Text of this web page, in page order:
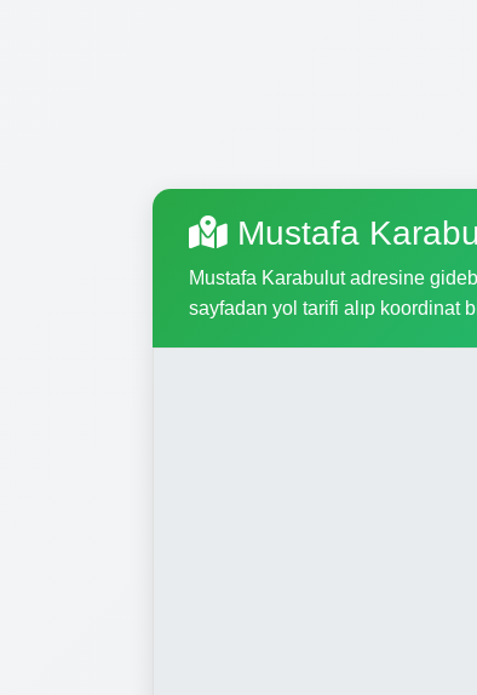
Mustafa
Mustafa Karabulut adresine
sayfadan yol tarifi alıp koordinat